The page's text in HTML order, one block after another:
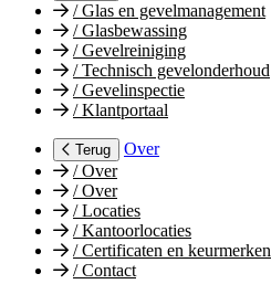
/Glas en gevelmanagement
/Glasbewassing
/Gevelreiniging
/Technisch gevelonderhoud
/Gevelinspectie
/Klantportaal
Terug
Over
/Over
/Over
/Locaties
/Kantoorlocaties
/Certificaten en keurmerken
/Contact